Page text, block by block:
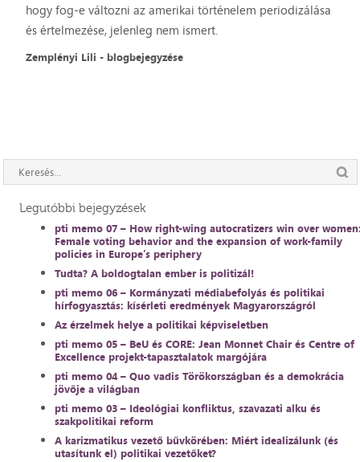
hogy fog-e változni az amerikai történelem periodizálása
és értelmezése, jelenleg nem ismert.
Zemplényi Lili - blogbejegyzése
Legutóbbi bejegyzések
pti memo 07 – How right-wing autocratizers win over
Female voting behavior and the expansion of work-family
policies in Europe’s periphery
Tudta? A boldogtalan ember is politizál!
pti memo 06 – Kormányzati médiabefolyás és politikai
hírfogyasztás: kísérleti eredmények Magyarországról
Az érzelmek helye a politikai képviseletben
pti memo 05 – BeU és CORE: Jean Monnet Chair és Centre of
Excellence projekt-tapasztalatok margójára
pti memo 04 – Quo vadis Törökországban és a demokrácia
jövője a világban
pti memo 03 – Ideológiai konfliktus, szavazati alku és
szakpolitikai reform
A karizmatikus vezető bűvkörében: Miért idealizálunk (és
utasítunk el) politikai vezetőket?